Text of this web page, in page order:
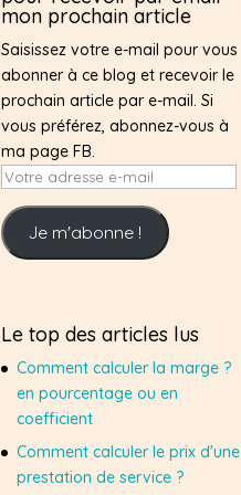
mon prochain article
Saisissez votre e-mail pour vous
abonner à ce blog et recevoir le
prochain article par e-mail. Si
vous préférez, abonnez-vous à
ma page FB.
Votre
e-
mail
Je m'abonne !
Le top des articles lus
Comment calculer la marge ?
en pourcentage ou en
coefficient
Comment calculer le prix d'une
prestation de service ?